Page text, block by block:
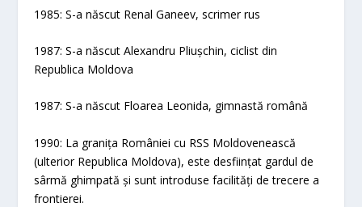
1985: S-a născut Renal Ganeev, scrimer rus
1987: S-a născut Alexandru Pliușchin, ciclist din
Republica Moldova
1987: S-a născut Floarea Leonida, gimnastă română
1990: La granița României cu RSS Moldovenească
(ulterior Republica Moldova), este desființat gardul de
sârmă ghimpată și sunt introduse facilități de trecere a
frontierei.